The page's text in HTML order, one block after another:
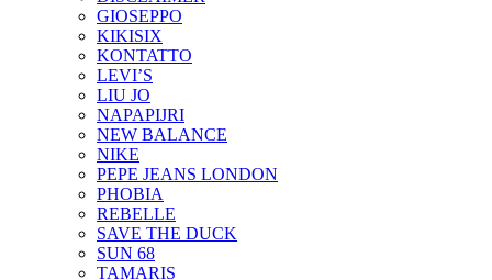
GIOSEPPO
KIKISIX
KONTATTO
LEVI’S
LIU JO
NAPAPIJRI
NEW BALANCE
NIKE
PEPE JEANS LONDON
PHOBIA
REBELLE
SAVE THE DUCK
SUN 68
TAMARIS